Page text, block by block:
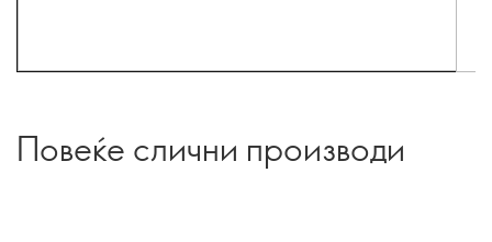
Повеќе слични производи